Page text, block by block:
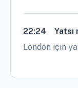
22:24
Yatsı
London için